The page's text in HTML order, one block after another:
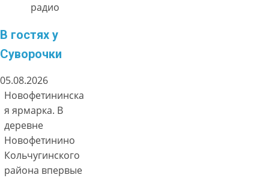
радио
В гостях у
Суворочки
05.08.2026
Новофетининска
я ярмарка. В
деревне
Новофетинино
Кольчугинского
района впервые